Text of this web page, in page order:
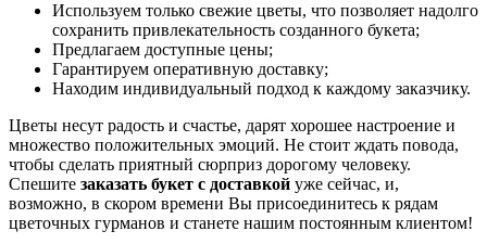
Используем только свежие цветы, что позволяет надолго
сохранить привлекательность созданного букета;
Предлагаем доступные цены;
Гарантируем оперативную доставку;
Находим индивидуальный подход к каждому заказчику.
Цветы несут радость и счастье, дарят хорошее настроение и
множество положительных эмоций. Не стоит ждать повода,
чтобы сделать приятный сюрприз дорогому человеку.
Спешите заказать букет с доставкой уже сейчас, и,
возможно, в скором времени Вы присоединитесь к рядам
цветочных гурманов и станете нашим постоянным клиентом!